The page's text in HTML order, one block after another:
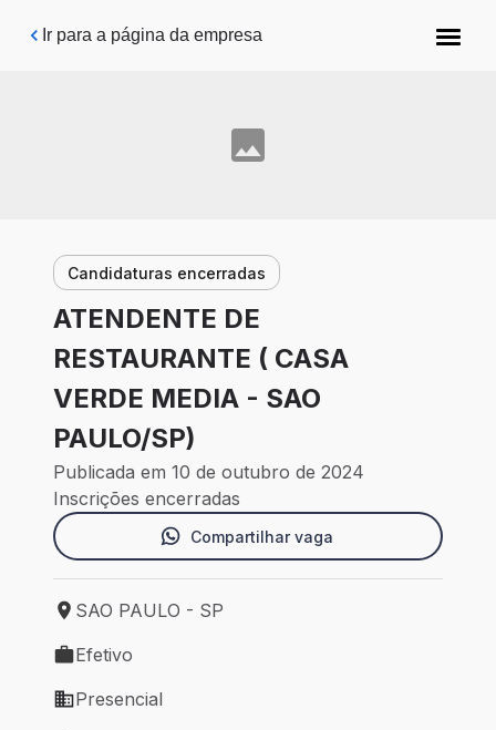
Pular para o conteúdo principal
Ir para a página da empresa
Candidaturas encerradas
ATENDENTE DE
RESTAURANTE ( CASA
VERDE MEDIA - SAO
PAULO/SP)
Publicada em 10 de outubro de 2024
Inscrições encerradas
Compartilhar vaga
Local de trabalho: SAO PAULO - SP
SAO PAULO - SP
Tipo de vaga: Efetivo
Efetivo
Modelo de trabalho: Presencial
Presencial